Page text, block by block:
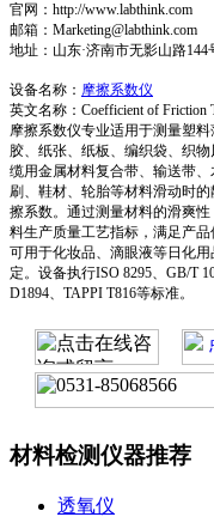
官网：http://www.labthink.com
邮箱：Marketing@labthink.com
地址：山东·济南市无影山路144
设备名称： 摩擦系数仪
英文名称：Coefficient of Friction
摩擦系数仪专业适用于测量塑
胶、纸张、纸板、编织袋、织
缆用金属材料复合带、输送带
刷、鞋材、轮胎等材料滑动时
擦系数。通过测量材料的滑爽
料生产质量工艺指标，满足产
可用于化妆品、滴眼液等日化用
定。设备执行ISO 8295、GB/T
D1894、TAPPI T816等标准。
材料检测仪器推荐
透氧仪